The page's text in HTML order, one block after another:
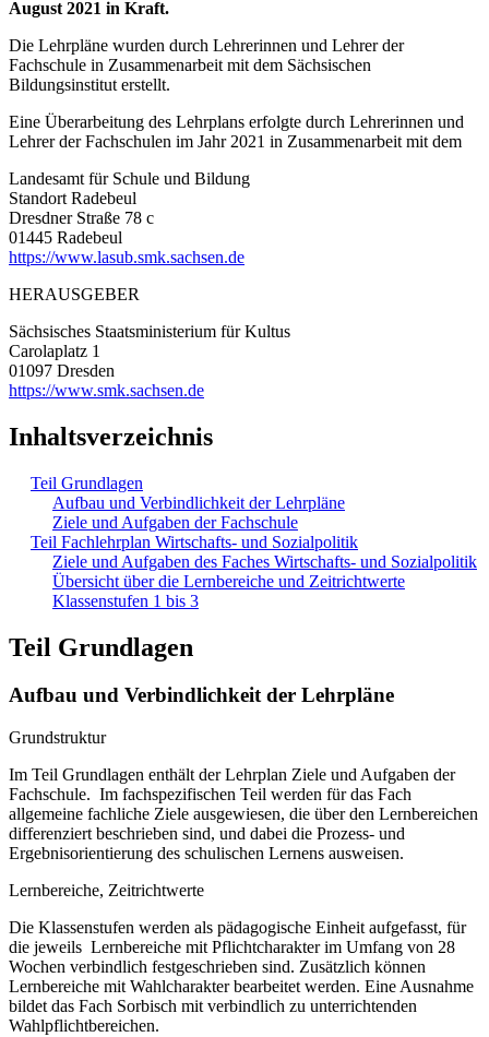
August 2021 in Kraft.
Die Lehrpläne wurden durch Lehrerinnen und Lehrer der
Fachschule in Zusammenarbeit mit dem Sächsischen
Bildungsinstitut erstellt.
Eine Überarbeitung des Lehrplans erfolgte durch Lehrerinnen und
Lehrer der Fachschulen im Jahr 2021 in Zusammenarbeit mit dem
Landesamt für Schule und Bildung
Standort Radebeul
Dresdner Straße 78 c
01445 Radebeul
https://www.lasub.smk.sachsen.de
HERAUSGEBER
Sächsisches Staatsministerium für Kultus
Carolaplatz 1
01097 Dresden
https://www.smk.sachsen.de
Inhaltsverzeichnis
Teil Grundlagen
Aufbau und Verbindlichkeit der Lehrpläne
Ziele und Aufgaben der Fachschule
Teil Fachlehrplan Wirtschafts- und Sozialpolitik
Ziele und Aufgaben des Faches Wirtschafts- und Sozialpolitik
Übersicht über die Lernbereiche und Zeitrichtwerte
Klassenstufen 1 bis 3
Teil Grundlagen
Aufbau und Verbindlichkeit der Lehrpläne
Grundstruktur
Im Teil Grundlagen enthält der Lehrplan Ziele und Aufgaben der
Fachschule. Im fachspezifischen Teil werden für das Fach
allgemeine fachliche Ziele ausgewiesen, die über den Lernbereichen
differenziert beschrieben sind, und dabei die Prozess- und
Ergebnisorientierung des schulischen Lernens ausweisen.
Lernbereiche, Zeitrichtwerte
Die Klassenstufen werden als pädagogische Einheit aufgefasst, für
die jeweils Lernbereiche mit Pflichtcharakter im Umfang von 28
Wochen verbindlich festgeschrieben sind. Zusätzlich können
Lernbereiche mit Wahlcharakter bearbeitet werden. Eine Ausnahme
bildet das Fach Sorbisch mit verbindlich zu unterrichtenden
Wahlpflichtbereichen.